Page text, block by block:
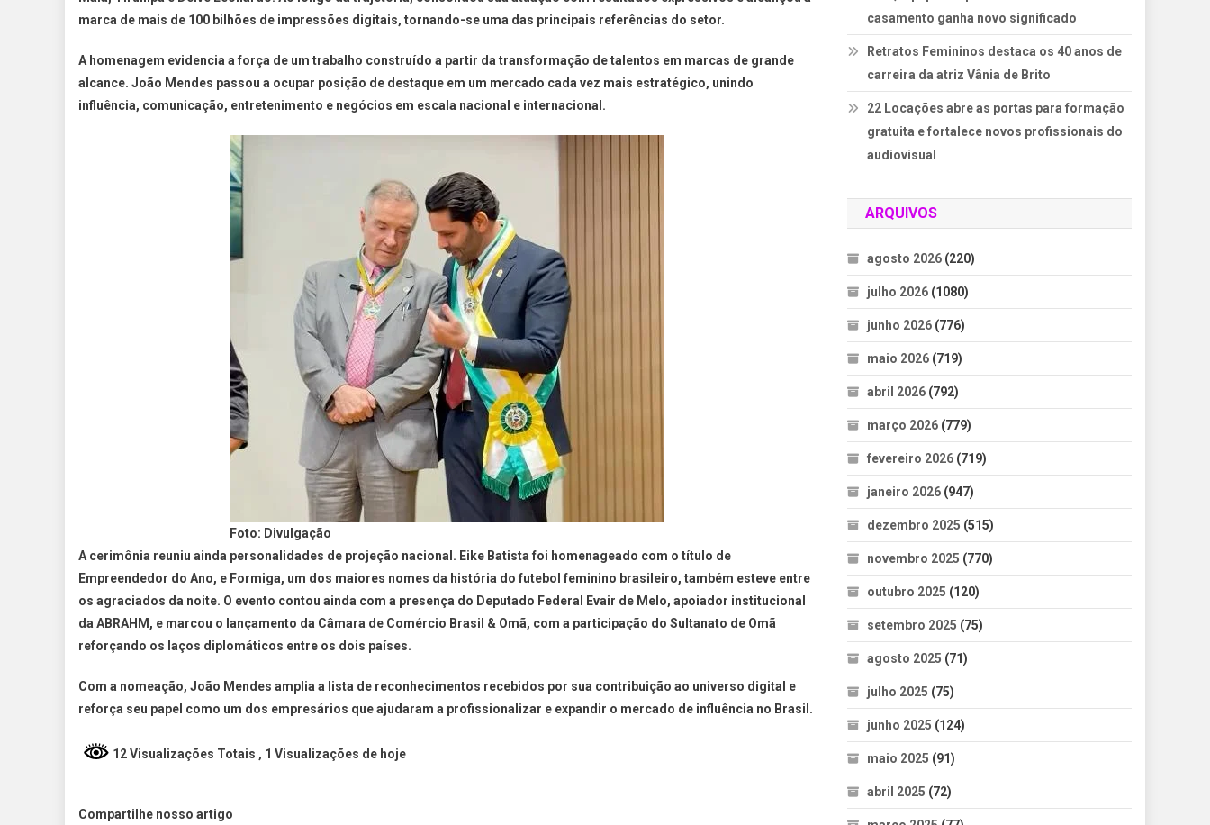
marca de mais de 100 bilhões de impressões digitais, tornando-se uma das principais referências do setor.
A homenagem evidencia a força de um trabalho construído a partir da transformação de talentos em marcas de grande
alcance. João Mendes passou a ocupar posição de destaque em um mercado cada vez mais estratégico, unindo
influência, comunicação, entretenimento e negócios em escala nacional e internacional.
Foto: Divulgação
A cerimônia reuniu ainda personalidades de projeção nacional. Eike Batista foi homenageado com o título de
Empreendedor do Ano, e Formiga, um dos maiores nomes da história do futebol feminino brasileiro, também esteve entre
os agraciados da noite. O evento contou ainda com a presença do Deputado Federal Evair de Melo, apoiador institucional
da ABRAHM, e marcou o lançamento da Câmara de Comércio Brasil & Omã, com a participação do Sultanato de Omã
reforçando os laços diplomáticos entre os dois países.
Com a nomeação, João Mendes amplia a lista de reconhecimentos recebidos por sua contribuição ao universo digital e
reforça seu papel como um dos empresários que ajudaram a profissionalizar e expandir o mercado de influência no Brasil.
12 Visualizações Totais , 1 Visualizações de hoje
Compartilhe nosso artigo
casamento ganha novo significado
Retratos Femininos destaca os 40 anos de
carreira da atriz Vânia de Brito
22 Locações abre as portas para formação
gratuita e fortalece novos profissionais do
audiovisual
ARQUIVOS
agosto 2026 (220)
julho 2026 (1080)
junho 2026 (776)
maio 2026 (719)
abril 2026 (792)
março 2026 (779)
fevereiro 2026 (719)
janeiro 2026 (947)
dezembro 2025 (515)
novembro 2025 (770)
outubro 2025 (120)
setembro 2025 (75)
agosto 2025 (71)
julho 2025 (75)
junho 2025 (124)
maio 2025 (91)
abril 2025 (72)